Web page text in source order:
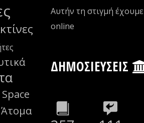
Άτομα
Αυτήν τη στιγμή έχουμε
οnline
ΔΗΜΟΣΙΕΎΣΕΙΣ